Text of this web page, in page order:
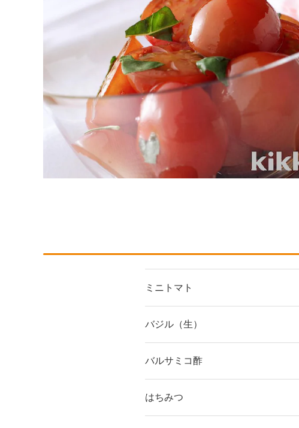
ミニトマト
バジル（生）
バルサミコ酢
はちみつ